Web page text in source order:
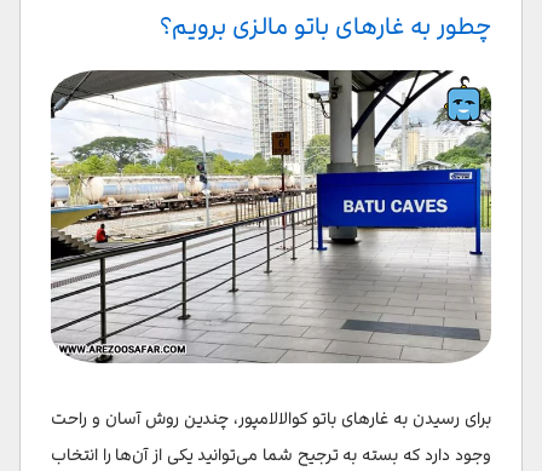
چطور به غارهای باتو مالزی برویم؟
برای رسیدن به غارهای باتو کوالالامپور، چندین روش آسان و راحت
وجود دارد که بسته به ترجیح شما می‌توانید یکی از آن‌ها را انتخاب